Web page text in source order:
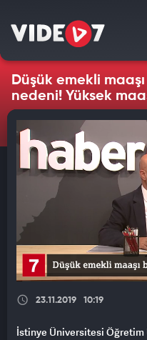
Düşük emekli
nedeni! Yüksek
23.11.2019 10:19
İstinye Üniversitesi Öğretim